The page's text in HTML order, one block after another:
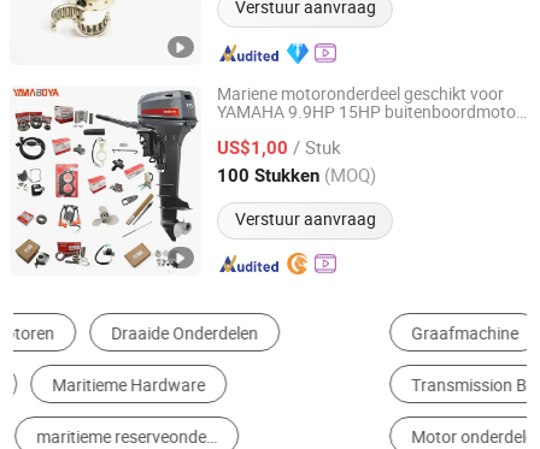
Verstuur aanvraag
Mariene motoronderdeel geschikt voor
YAMAHA 9.9HP 15HP buitenboordmotor
US$1,00 / Stuk
100 Stukken (MOQ)
Verstuur aanvraag
Changzhou Yamaboya Machinery Co., Ltd.
Jiangsu, China Sinds 2024
Graafmachine Versnelling Gearbox
Transmission Belt
Motor onderdelen